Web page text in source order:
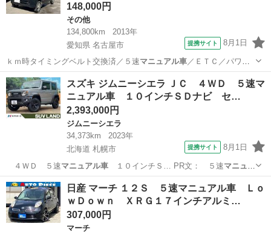
148,000円
その他
134,800km
2013年
愛知県 名古屋市
提携サイト 8月1日
ｋｍ時タイミングベルト交換済／５速マニュアル車／ＥＴＣ／パワス
テ／パワーウィンド…
愛知 名古屋市 その他
スズキ ジムニーシエラ ＪＣ ４ＷＤ ５速マ
ニュアル車 １０インチＳＤナビ セ…
2,393,000円
ジムニーシエラ
34,373km
2023年
北海道 札幌市
提携サイト 8月1日
４ＷＤ ５速マニュアル車１０インチＳ… PR文： ５速マニュア
ル車セーフティサ…
北海道 札幌市 ジムニーシエラ
日産 マーチ １２Ｓ ５速マニュアル車 Ｌｏ
ｗＤｏｗｎ ＸＲＧ１７インチアルミ…
307,000円
マーチ